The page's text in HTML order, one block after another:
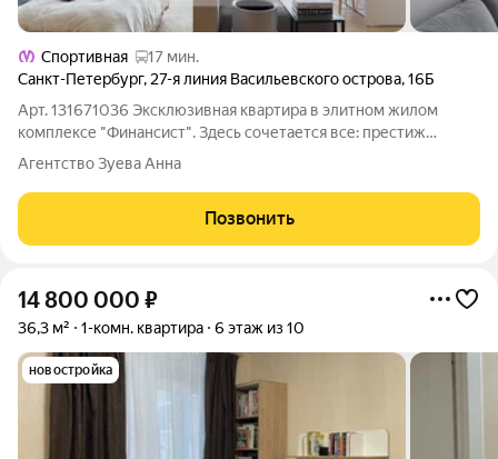
Спортивная
17 мин.
Санкт-Петербург, 27-я линия Васильевского острова,16Б
Арт. 131671036 Эксклюзивная квартира в элитном жилом
комплексе "Финансист". Здесь сочетается все: престиж
локации, статус дома, видовые характеристики и
бескомпромиссное качество внутреннего наполнения
квартиры. Дом расположен на пересечении Большого
Агентство Зуева Анна
Позвонить
14 800 000 ₽
36,3 м² 1-комн. квартира 6 этаж из 10
новостройка